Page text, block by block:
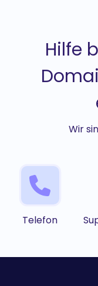
Hilfe
Wir
Telefon